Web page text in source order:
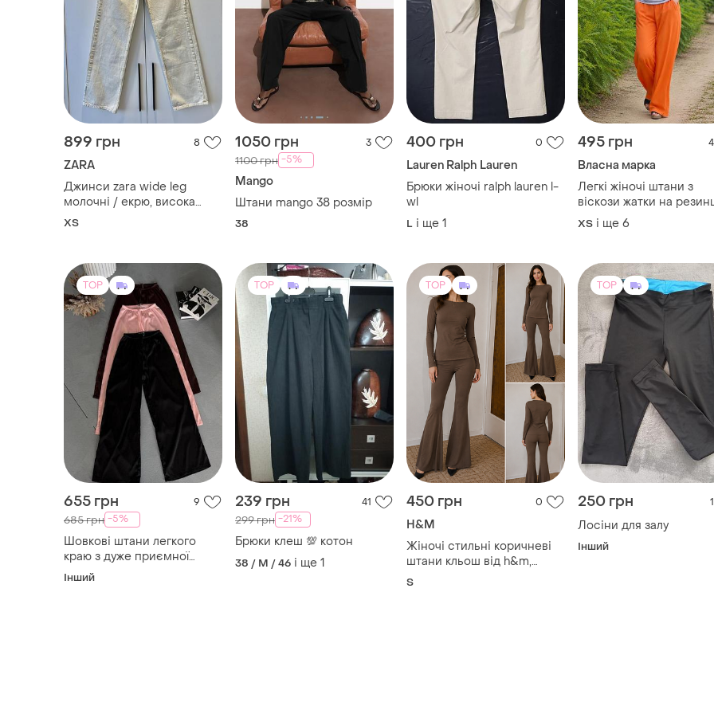
899 грн 8
ZARA
Джинси zara wide leg
молочні / екрю, висока
посадка, eur 34 (xs)
XS
1050 грн 3
1100 грн -5%
Mango
Штани mango 38 розмір
38
400 грн 0
Lauren Ralph Lauren
Брюки жіночі ralph lauren l-
wl
L і ще 1
495 грн 4
Власна марка
Легкі жіночі штани з
віскози жатки на
помаранчевий
ХS і ще 6
TOP
655 грн 9
685 грн -5%
Шовкові штани легкого
краю з дуже приємної
тканини
Інший
TOP
239 грн 41
299 грн -21%
Брюки клеш 💯 котон
38 / M / 46 і ще 1
TOP
450 грн 0
H&M
Жіночі стильні коричневі
штани кльош від h&m,
розмір s, нові
S
TOP
250 грн 1
Лосіни для залу
Інший